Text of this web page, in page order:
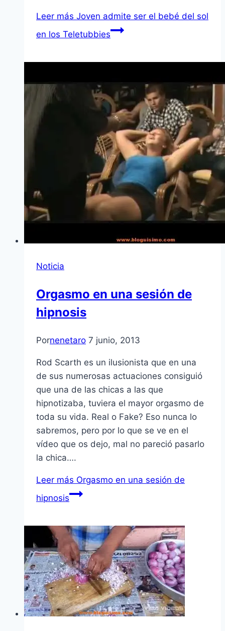
Leer más Joven admite ser el bebé del sol
en los Teletubbies
Noticia
Orgasmo en una sesión de
hipnosis
Pornenetaro 7 junio, 2013
Rod Scarth es un ilusionista que en una
de sus numerosas actuaciones consiguió
que una de las chicas a las que
hipnotizaba, tuviera el mayor orgasmo de
toda su vida. Real o Fake? Eso nunca lo
sabremos, pero por lo que se ve en el
vídeo que os dejo, mal no pareció pasarlo
la chica….
Leer más Orgasmo en una sesión de
hipnosis